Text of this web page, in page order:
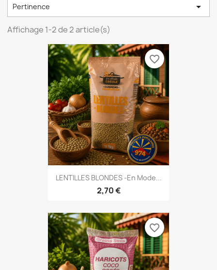
Pertinence 
Affichage 1-2 de 2 article(s)
LENTILLES BLONDES -En Mode...
2,70 €
favorite_border
favorite_border